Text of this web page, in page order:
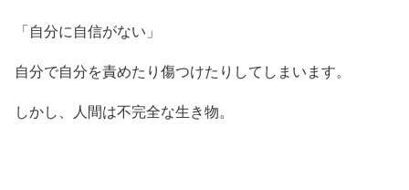
「自分に自信がない」
自分で自分を責めたり傷つけたりしてしまいます。
しかし、人間は不完全な生き物。